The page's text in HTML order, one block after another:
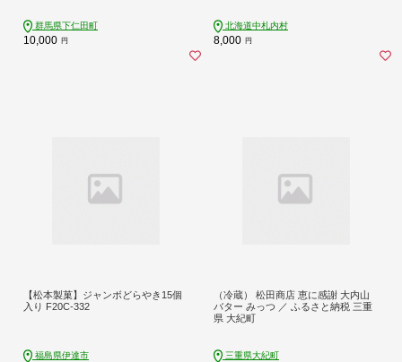
群馬県下仁田町
10,000 円
北海道中札内村
8,000 円
【松本製菓】ジャンボどらやき15個
入り F20C-332
福島県伊達市
（冷蔵） 松田商店 恵に感謝 大内山
バター みっつ ／ ふるさと納税 三重
県 大紀町
三重県大紀町